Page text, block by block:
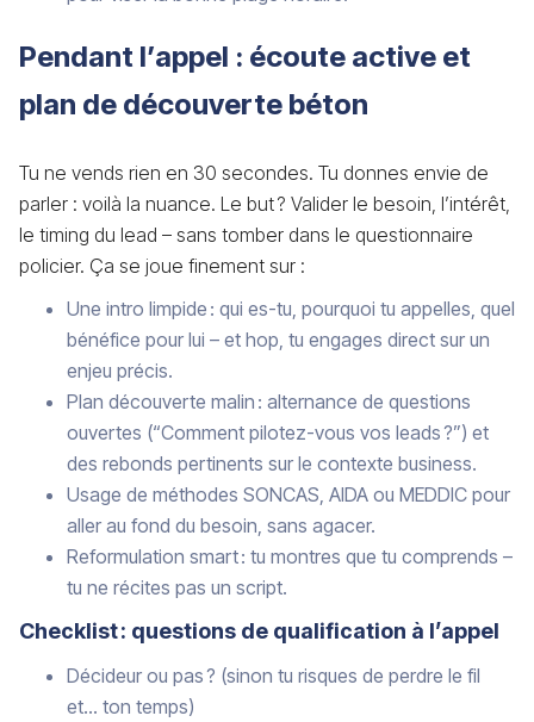
Pendant l’appel : écoute active et
plan de découverte béton
Tu ne vends rien en 30 secondes. Tu donnes envie de
parler : voilà la nuance. Le but ? Valider le besoin, l’intérêt,
le timing du lead – sans tomber dans le questionnaire
policier. Ça se joue finement sur :
Une intro limpide : qui es-tu, pourquoi tu appelles, quel
bénéfice pour lui – et hop, tu engages direct sur un
enjeu précis.
Plan découverte malin : alternance de questions
ouvertes (“Comment pilotez-vous vos leads ?”) et
des rebonds pertinents sur le contexte business.
Usage de méthodes SONCAS, AIDA ou MEDDIC pour
aller au fond du besoin, sans agacer.
Reformulation smart : tu montres que tu comprends –
tu ne récites pas un script.
Checklist : questions de qualification à l’appel
Décideur ou pas ? (sinon tu risques de perdre le fil
et… ton temps)